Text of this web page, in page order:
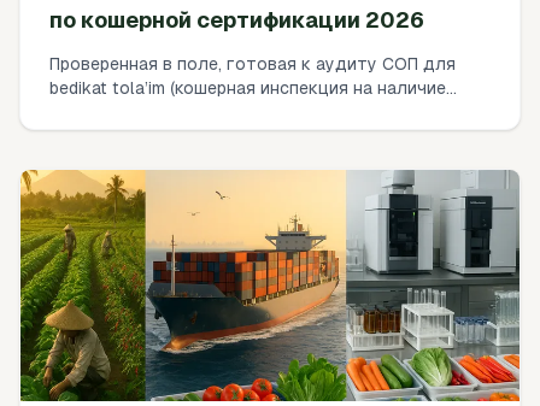
по кошерной сертификации 2026
Проверенная в поле, готовая к аудиту СОП для
bedikat tola’im (кошерная инспекция на наличие
охватывает оценку риска, рабочие процессы
выборки, рекомендации по санитайзерам, обучение
и документацию для аудитов 2026 года.